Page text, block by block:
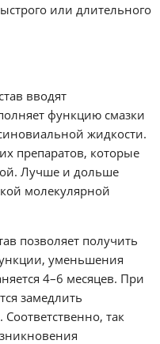
или длительного
вводят
функцию смазки
жидкости.
препаратов, которые
Лучше и дольше
молекулярной
позволяет получить
уменьшения
4–6 месяцев. При
замедлить
так